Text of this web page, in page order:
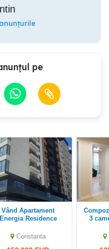
pe
Vând Apartament
Energia Residence
Constanta
Compozitori apartament
3